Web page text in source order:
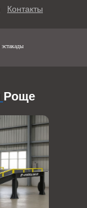
Контакты
Роще